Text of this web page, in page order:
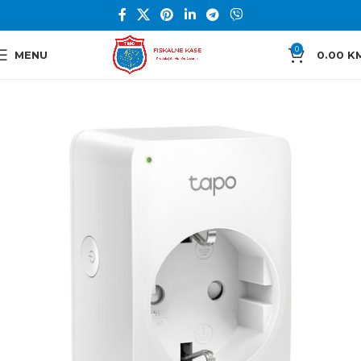
MENU 0 0.00